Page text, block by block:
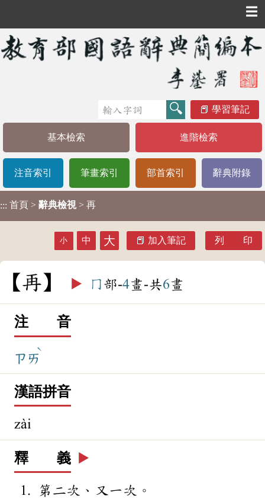
☰
學習筆記
基本檢索 進階檢索
注音索引 筆畫索引 部首索引 辭典附錄
::: 首頁 > 辭典檢視 > 再
小 中 大 加入筆記 列 印
再 ▶️ 冂 部-4畫-共6畫
注 音
ㄗㄞ
ˋ
漢語拼音
zài
釋 義 ▶️
第二次、又一次。